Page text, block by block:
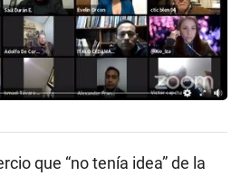
que “no tenía idea” de la